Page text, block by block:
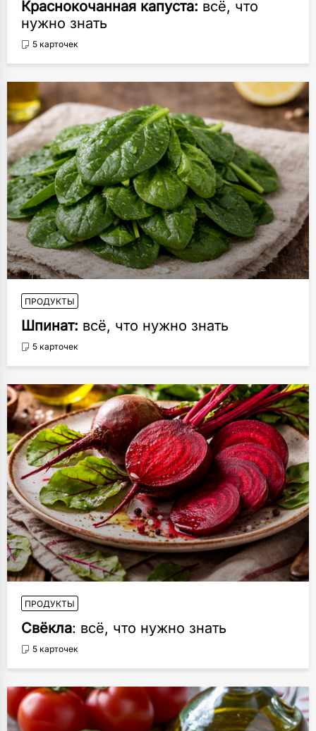
Краснокочанная капуста: всё, что
нужно знать
5 карточек
ПРОДУКТЫ
Шпинат: всё, что нужно знать
5 карточек
ПРОДУКТЫ
Свёкла: всё, что нужно знать
5 карточек